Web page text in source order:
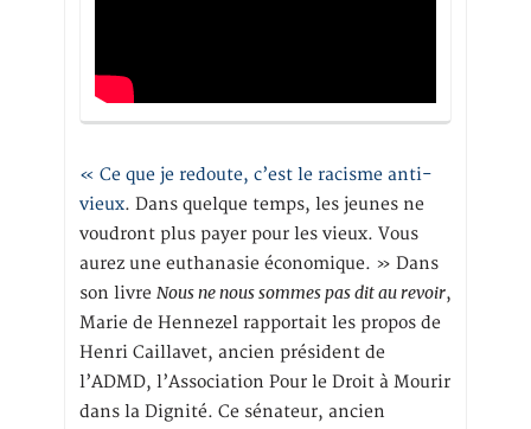
« Ce que je redoute, c’est le racisme anti-
vieux. Dans quelque temps, les jeunes ne
voudront plus payer pour les vieux. Vous
aurez une euthanasie économique. » Dans
son livre Nous ne nous sommes pas dit au revoir,
Marie de Hennezel rapportait les propos de
Henri Caillavet, ancien président de
l’ADMD, l’Association Pour le Droit à Mourir
dans la Dignité. Ce sénateur, ancien